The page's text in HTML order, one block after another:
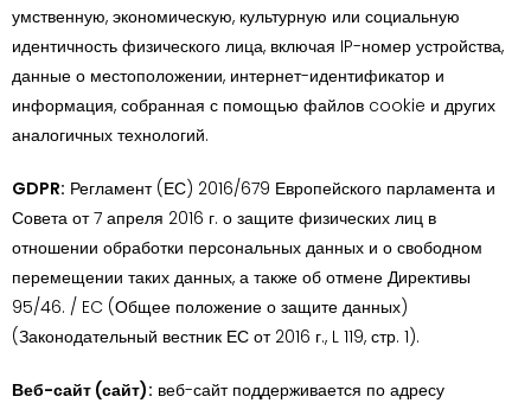
умственную, экономическую, культурную или социальную
идентичность физического лица, включая IP-номер устройства,
данные о местоположении, интернет-идентификатор и
информация, собранная с помощью файлов cookie и других
аналогичных технологий.
GDPR: Регламент (ЕС) 2016/679 Европейского парламента и
Совета от 7 апреля 2016 г. о защите физических лиц в
отношении обработки персональных данных и о свободном
перемещении таких данных, а также об отмене Директивы
95/46. / EC (Общее положение о защите данных)
(Законодательный вестник ЕС от 2016 г., L 119, стр. 1).
Веб-сайт (сайт): веб-сайт поддерживается по адресу